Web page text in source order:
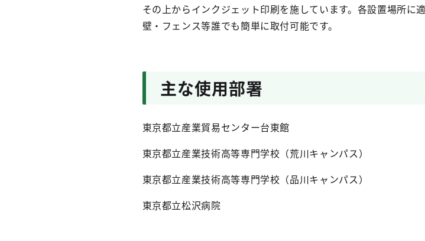
その上からインクジェット印刷を施しています。各設置場所に
壁・フェンス等誰でも簡単に取付可能です。
主な使用部署
東京都立産業貿易センター台東館
東京都立産業技術高等専門学校（荒川キャンパス）
東京都立産業技術高等専門学校（品川キャンパス）
東京都立松沢病院